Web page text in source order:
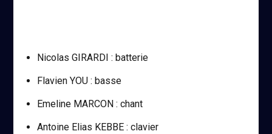
Nicolas GIRARDI : batterie
Flavien YOU : basse
Emeline MARCON : chant
Antoine Elias KEBBE : clavier